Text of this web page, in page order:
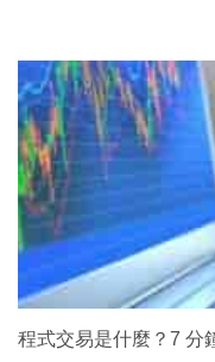
程式交易是什麼？7 分